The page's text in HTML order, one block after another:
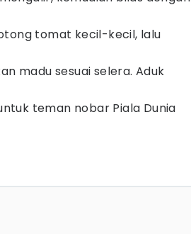
tomat kecil-kecil, lalu
madu sesuai selera. Aduk
teman nobar Piala Dunia